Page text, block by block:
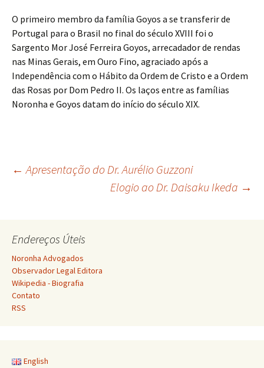
O primeiro membro da família Goyos a se transferir de
Portugal para o Brasil no final do século XVIII foi o
Sargento Mor José Ferreira Goyos, arrecadador de rendas
nas Minas Gerais, em Ouro Fino, agraciado após a
Independência com o Hábito da Ordem de Cristo e a Ordem
das Rosas por Dom Pedro II. Os laços entre as famílias
Noronha e Goyos datam do início do século XIX.
Navegação
posts
← Apresentação do Dr. Aurélio Guzzoni
Elogio ao Dr. Daisaku Ikeda →
Endereços Úteis
Noronha Advogados
Observador Legal Editora
Wikipedia - Biografia
Contato
RSS
English